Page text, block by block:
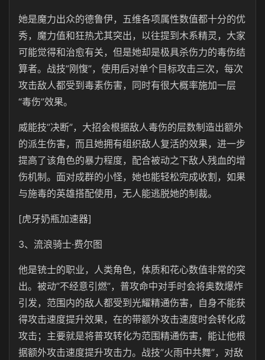
她是魔力出众的德鲁伊，五维各项属性数值都十分的优
秀，魔力值和狂热尤其突出，以往提到木系精灵，大家
可能觉得和治愈有关，但是她却是极具杀伤力的毒伤结
算者。战技”刚愎”，使用后对单个目标攻击三次，每次
攻击敌人都受到毒素伤害，同时有很大概率施加一层
“毒伤”效果。
威能技”决断”，大招会根据敌人毒伤的层数制造出额外
的派生伤害，而且她拥有组织敌人复活的效果，进一步
提高了该角色的暴力程度，配合被动之下敌人残血的增
伤机制。面对成群的小怪，她也能轻松完成收割，如果
与施毒的英雄搭配使用，无人能逃脱她的制裁。
[虎牙奶瓶加速器]
3、流浪骑士·费尔图
他是铳士的职业，人类角色，体质和花心数值非常的突
出。被动”不经意引燃”，普攻命中对手时会将奥数爆炸
引发，范围内的敌人都受到光耀精通伤害，自身不能获
得攻击速度提升效果，在的带额外攻击速度时会转化成
攻击；主要就是将普攻转化为范围精通伤害，能让他根
据额外攻击速度提升攻击力。战技”火雨中共舞”，对敌